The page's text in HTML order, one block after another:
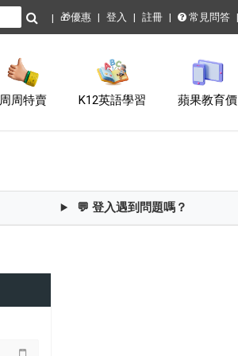
🎁優惠 登入 註冊 常見問答
周周特賣 K12英語學習 蘋果教育價
💬 登入遇到問題嗎？